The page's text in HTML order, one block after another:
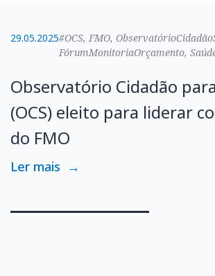
29.05.2025#OCS, FMO,
FórumMonitoriaOrçamento,
Observatório Cidadão
(OCS) eleito para liderar
do FMO
Ler mais →